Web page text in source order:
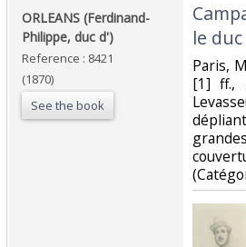
‎ORLEANS (Ferdinand-
Philippe, duc d')‎
Reference : 8421
(1870)
See the book
le
‎Paris,
[1] ff.,